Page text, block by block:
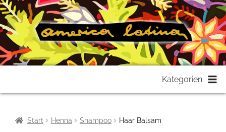
springen
springen
Kategorien
Start Henna Shampoo Haar Balsam